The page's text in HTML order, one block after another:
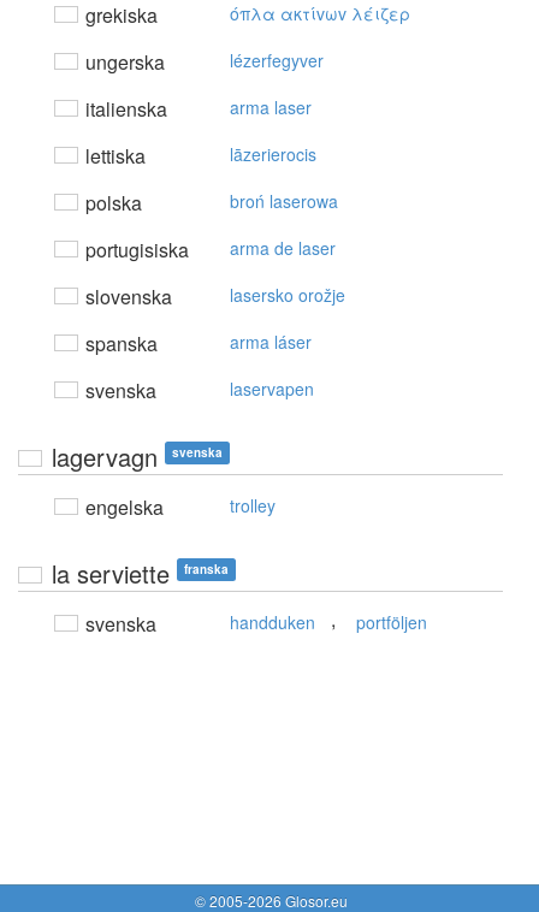
grekiska όπλα ακτίvωv λέιζερ
ungerska lézerfegyver
italienska arma laser
lettiska lāzerierocis
polska broń laserowa
portugisiska arma de laser
slovenska lasersko orožje
spanska arma láser
svenska laservapen
lagervagn svenska
engelska trolley
la serviette franska
svenska handduken , portföljen
© 2005-2026 Glosor.eu